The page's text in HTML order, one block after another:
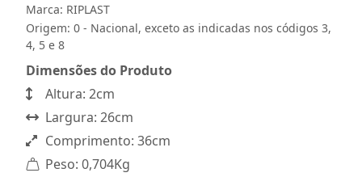
Marca: RIPLAST
Origem: 0 - Nacional, exceto as indicadas nos códigos 3,
4, 5 e 8
Dimensões do Produto
Altura: 2cm
Largura: 26cm
Comprimento: 36cm
Peso: 0,704Kg